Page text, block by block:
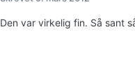
Den var virkelig fin. Så sant